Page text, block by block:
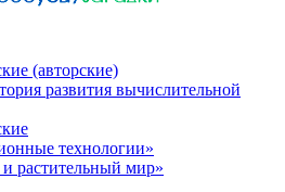
(авторские)
развития вычислительной
технологии»
растительный мир»